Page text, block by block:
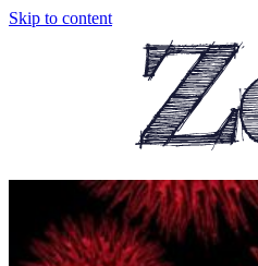
Skip to content